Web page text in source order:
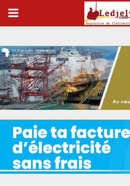
P
I
M
A
R
Y